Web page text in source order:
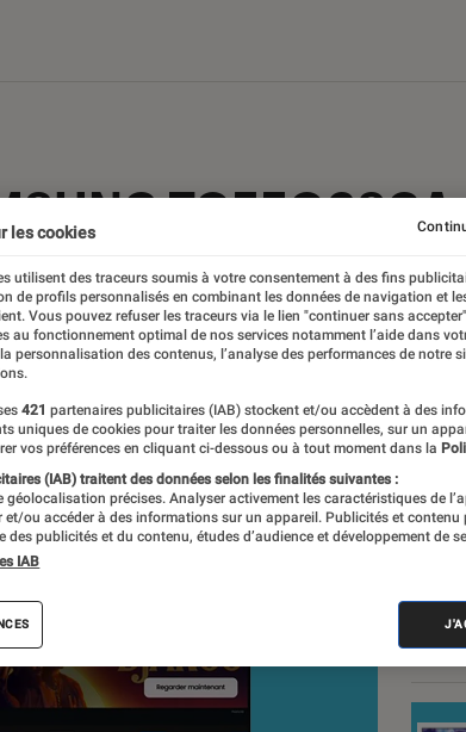
en toute indépendance du commerce ou des fabricants
aux équipements de mesures les plus précis. Pour en
.
VOIR
les cookies
utilisent des traceurs soumis à votre consentement à des fins
de profils personnalisés en combinant les données de navigation et
Vous pouvez refuser les traceurs via le lien "continuer sans
au fonctionnement optimal de nos services notamment l’aide dans
personnalisation des contenus, l’analyse des performances de notre
421 partenaires publicitaires (IAB) stockent et/ou accèdent à des
uniques de cookies pour traiter les données personnelles, sur un
vos préférences en cliquant ci-dessous ou à tout moment dans la
(IAB) traitent des données selon les finalités suivantes :
géolocalisation précises. Analyser activement les caractéristiques de
et/ou accéder à des informations sur un appareil. Publicités et contenu
des publicités et du contenu, études d’audience et développement de
IAB